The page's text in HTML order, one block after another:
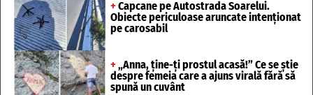
+ Capcane pe Autostrada Soarelui.
Obiecte periculoase aruncate intenționat
pe carosabil
+ „Anna, ține-ți prostul acasă!” Ce se știe
despre femeia care a ajuns virală fără să
spună un cuvânt